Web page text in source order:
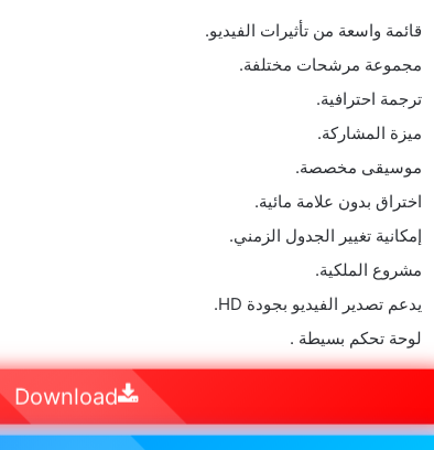
قائمة واسعة من تأثيرات الفيديو.
مجموعة مرشحات مختلفة.
ترجمة احترافية.
ميزة المشاركة.
موسيقى مخصصة.
اختراق بدون علامة مائية.
إمكانية تغيير الجدول الزمني.
مشروع الملكية.
يدعم تصدير الفيديو بجودة HD.
لوحة تحكم بسيطة .
Download